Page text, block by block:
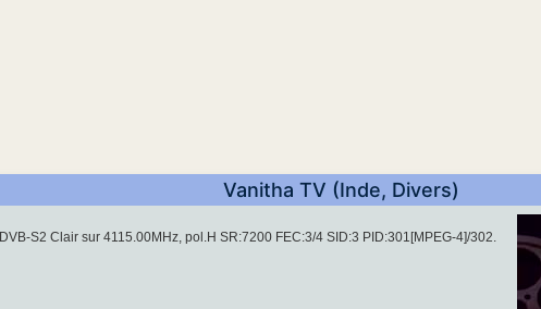
Vanitha TV (Inde, Divers)
S2 Clair sur 4115.00MHz, pol.H SR:7200 FEC:3/4 SID:3 PID:301[MPEG-4]/302.